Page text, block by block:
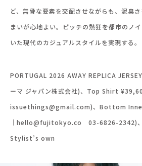
ど、無骨な要素を交配させながらも、泥臭
まいが心地よい。ピッチの熱狂を都市のノ
いた現代のカジュアルスタイルを実現する。
PORTUGAL 2026 AWAY REPLICA
ーマ ジャパン株式会社)、Top Shirt
issuethings@gmail.com)、Bottom
｜hello@fujitokyo.co 03-6826-2342)
Stylist’s own